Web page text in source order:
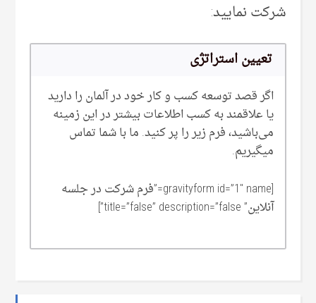
شرکت نمایید:
تعیین استراتژی
اگر قصد توسعه کسب و کار خود در آلمان را دارید
یا علاقمند به کسب اطلاعات بیشتر در این زمینه
می‌‌باشید، فرم زیر را پر کنید. ما با شما تماس
میگیریم.
[gravityform id=”1″ name=”فرم شرکت در جلسه
آنلاین” title=”false” description=”false”]